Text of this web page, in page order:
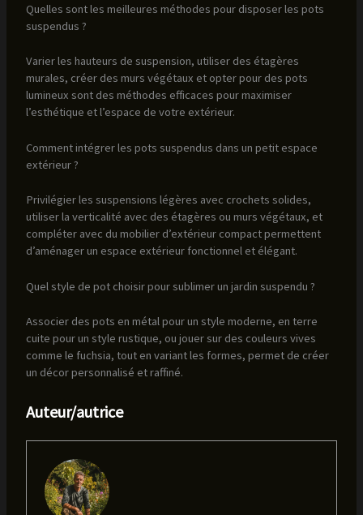
Quelles sont les meilleures méthodes pour disposer les pots
suspendus ?
Varier les hauteurs de suspension, utiliser des étagères
murales, créer des murs végétaux et opter pour des pots
lumineux sont des méthodes efficaces pour maximiser
l’esthétique et l’espace de votre extérieur.
Comment intégrer les pots suspendus dans un petit espace
extérieur ?
Privilégier les suspensions légères avec crochets solides,
utiliser la verticalité avec des étagères ou murs végétaux, et
compléter avec du mobilier d’extérieur compact permettent
d’aménager un espace extérieur fonctionnel et élégant.
Quel style de pot choisir pour sublimer un jardin suspendu ?
Associer des pots en métal pour un style moderne, en terre
cuite pour un style rustique, ou jouer sur des couleurs vives
comme le fuchsia, tout en variant les formes, permet de créer
un décor personnalisé et raffiné.
Auteur/autrice